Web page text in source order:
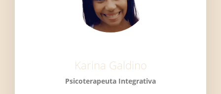
Karina Galdino
Psicoterapeuta Integrativa